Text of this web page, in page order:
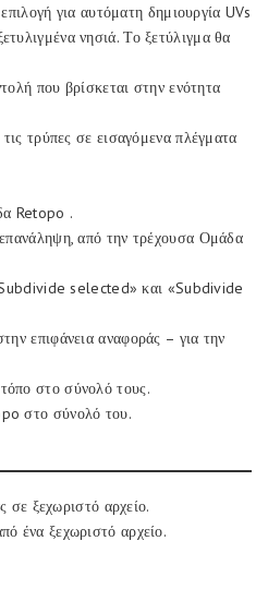
για αυτόματη δημιουργία UVs
νησιά. Το ξετύλιγμα θα
που βρίσκεται στην ενότητα
τρύπες σε εισαγόμενα πλέγματα
Retopo .
από την τρέχουσα Ομάδα
selected» και «Subdivide
επιφάνεια αναφοράς – για την
στο σύνολό τους.
στο σύνολό του.
σε ξεχωριστό αρχείο.
ένα ξεχωριστό αρχείο.